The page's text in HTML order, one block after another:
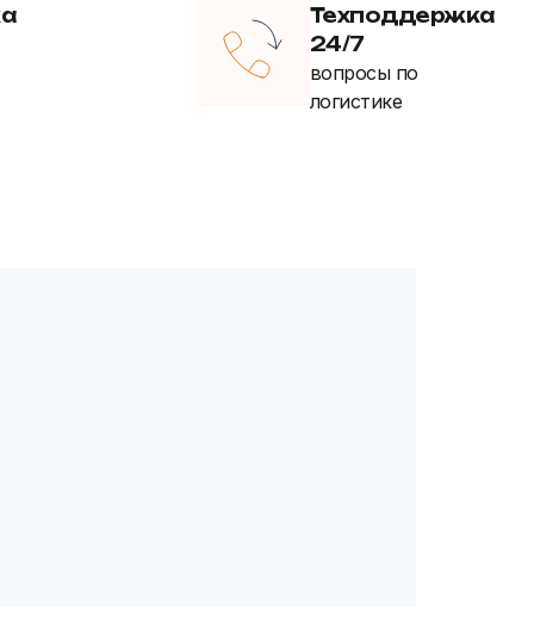
Техподдержка
24/7
вопросы по
логистике